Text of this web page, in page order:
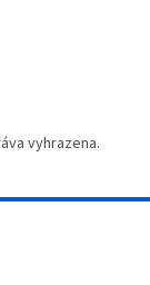
vyhrazena.